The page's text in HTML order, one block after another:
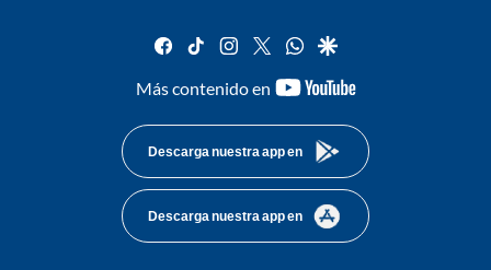
facebook
tiktok instagram
twitterwhatsapp
google
Más contenido en
youtube-
Descarga nuestra app en
Descarga nuestra app en